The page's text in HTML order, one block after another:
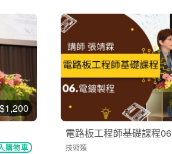
電路板工程師基礎課程06
技術類
購物車